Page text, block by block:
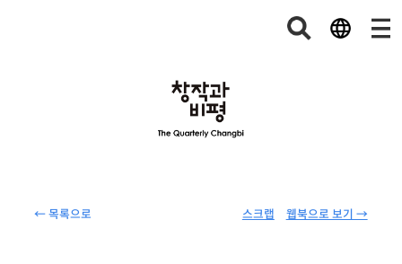
← 목록으로 웹북으로 보기 →
스크랩